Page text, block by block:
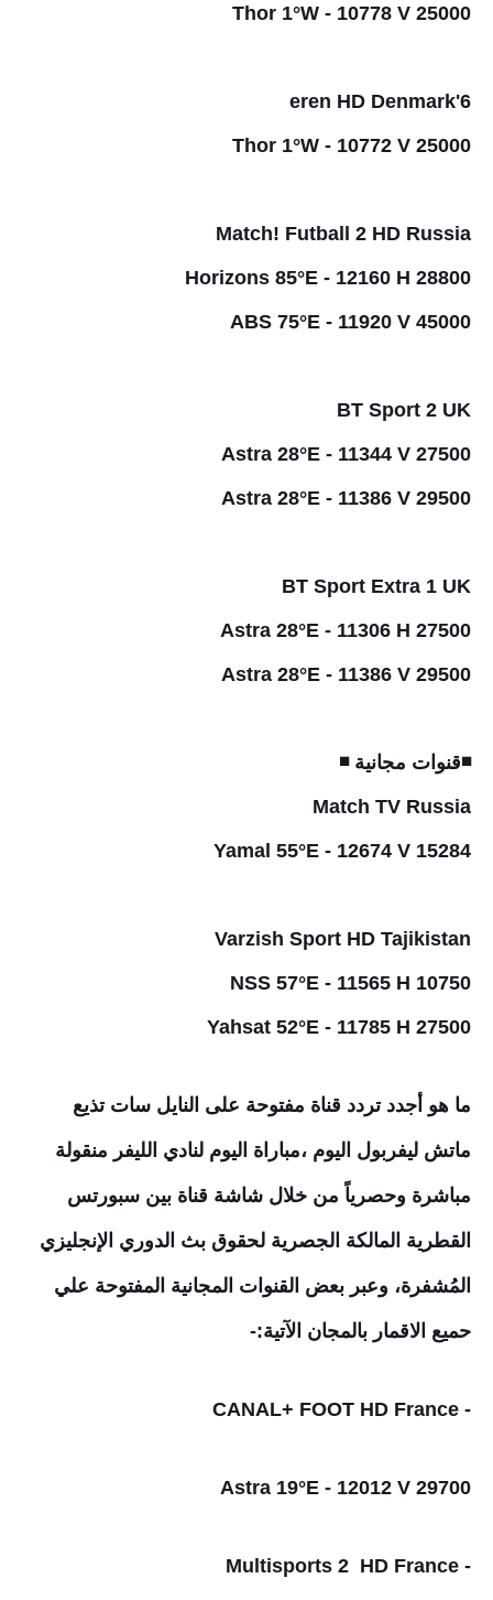
Thor 1°W - 10778 V 25000
6'eren HD Denmark
Thor 1°W - 10772 V 25000
Match! Futball 2 HD Russia
Horizons 85°E - 12160 H 28800
ABS 75°E - 11920 V 45000
BT Sport 2 UK
Astra 28°E - 11344 V 27500
Astra 28°E - 11386 V 29500
BT Sport Extra 1 UK
Astra 28°E - 11306 H 27500
Astra 28°E - 11386 V 29500
◾قنوات مجانية ◾
Match TV Russia
Yamal 55°E - 12674 V 15284
Varzish Sport HD Tajikistan
NSS 57°E - 11565 H 10750
Yahsat 52°E - 11785 H 27500
ما هو أجدد تردد قناة مفتوحة على النايل سات تذيع
ماتش ليفربول اليوم ،مباراة اليوم لنادي الليفر منقولة
مباشرة وحصرياً من خلال شاشة قناة بين سبورتس
القطرية المالكة الجصرية لحقوق بث الدوري الإنجليزي
المُشفرة، وعبر بعض القنوات المجانية المفتوحة علي
حميع الاقمار بالمجان الآتية:-
- CANAL+ FOOT HD France
Astra 19°E - 12012 V 29700
- Multisports 2 HD France